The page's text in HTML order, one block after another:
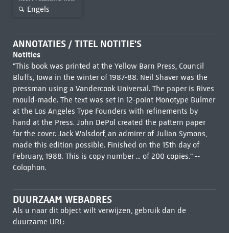
Engels
ANNOTATIES / TITEL NOTITIE'S
Notities
"This book was printed at the Yellow Barn Press, Council
Bluffs, Iowa in the winter of 1987-88. Neil Shaver was the
pressman using a Vandercook Universal. The paper is Rives
mould-made. The text was set in 12-point Monotype Bulmer
at the Los Angeles Type Founders with refinements by
hand at the Press. John DePol created the pattern paper
for the cover. Jack Walsdorf, an admirer of Julian Symons,
made this edition possible. Finished on the 15th day of
February, 1988. This is copy number ... of 200 copies." --
Colophon.
DUURZAAM WEBADRES
Als u naar dit object wilt verwijzen, gebruik dan de
duurzame URL: